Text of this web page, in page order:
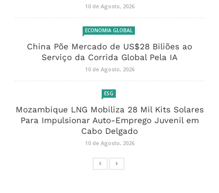
10 de Agosto, 2026
ECONOMIA GLOBAL
China Põe Mercado de US$28 Biliões ao
Serviço da Corrida Global Pela IA
10 de Agosto, 2026
ESG
Mozambique LNG Mobiliza 28 Mil Kits Solares
Para Impulsionar Auto-Emprego Juvenil em
Cabo Delgado
10 de Agosto, 2026